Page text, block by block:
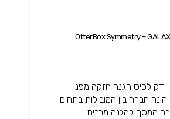
ודק לכיס הגנה חזקה מפני
נפילות OtterBox הינה חברה בין המובילות בתחום
המסך להגנה מרבית.